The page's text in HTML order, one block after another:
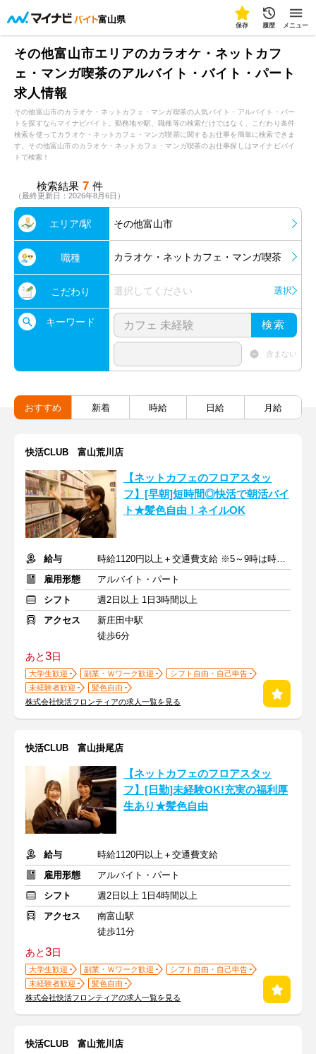
富山県
保存 履歴 メニュー
その他富山市エリアのカラオケ・ネットカフ
ェ・マンガ喫茶のアルバイト・バイト・パート
求人情報
その他富山市のカラオケ・ネットカフェ・マンガ喫茶の人気バイト・アルバイト・パー
トを探すならマイナビバイト。勤務地や駅、職種等の検索だけではなく、こだわり条件
検索を使ってカラオケ・ネットカフェ・マンガ喫茶に関するお仕事を簡単に検索できま
す。その他富山市のカラオケ・ネットカフェ・マンガ喫茶のお仕事探しはマイナビバイ
トで検索！
検索結果 7 件
（最終更新日：2026年8月6日）
エリア/駅 その他富山市
職種 カラオケ・ネットカフェ・マンガ喫茶
こだわり 選択してください 選択
キーワード 検索
含まない
おすすめ 新着 時給 日給 月給
快活CLUB 富山荒川店
【ネットカフェのフロアスタッ
フ】[早朝]短時間◎快活で朝活バイ
ト★髪色自由！ネイルOK
給与
時給1120円以上＋交通費支給 ※5～9時は時給1170円
雇用形態
アルバイト・パート
シフト
週2日以上 1日3時間以上
アクセス
新庄田中駅
徒歩6分
あと3日
大学生歓迎 副業・Ｗワーク歓迎
シフト自由・自己申告
未経験者歓迎
髪色自由
株式会社快活フロンティアの求人一覧を見る
快活CLUB 富山掛尾店
【ネットカフェのフロアスタッ
フ】[日勤]未経験OK!充実の福利厚
生あり★髪色自由
給与
時給1120円以上＋交通費支給
雇用形態
アルバイト・パート
シフト
週2日以上 1日4時間以上
アクセス
南富山駅
徒歩11分
あと3日
大学生歓迎 副業・Ｗワーク歓迎
シフト自由・自己申告
未経験者歓迎
髪色自由
株式会社快活フロンティアの求人一覧を見る
快活CLUB 富山荒川店